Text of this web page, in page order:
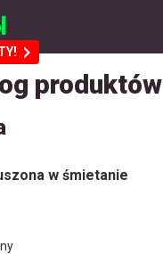
produktów
w śmietanie